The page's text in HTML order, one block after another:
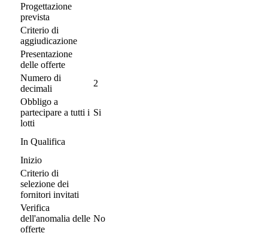
Progettazione
prevista
Criterio di
aggiudicazione
Presentazione
delle offerte
Numero di
decimali
2
Obbligo a
partecipare a tutti i
lotti
Si
In Qualifica
Inizio
Criterio di
selezione dei
fornitori invitati
Verifica
dell'anomalia delle
offerte
No